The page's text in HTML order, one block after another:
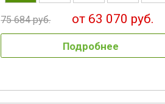
75 684 руб. от 63 070 руб.
Подробнее